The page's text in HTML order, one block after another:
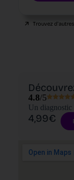
Trouvez
4.8/5
Un diagnostic
4,99€